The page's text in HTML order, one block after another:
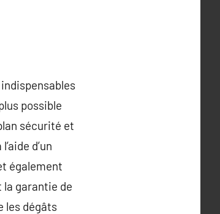
possible
sécurité et
d’un
également
la garantie de
les dégâts